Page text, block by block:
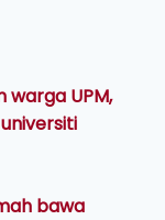
warga UPM,
bawa